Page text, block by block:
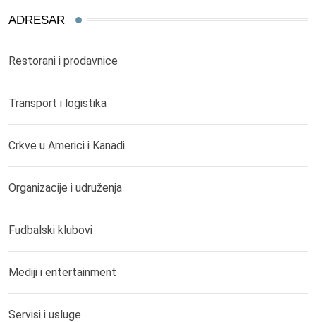
ADRESAR
Restorani i prodavnice
Transport i logistika
Crkve u Americi i Kanadi
Organizacije i udruženja
Fudbalski klubovi
Mediji i entertainment
Servisi i usluge